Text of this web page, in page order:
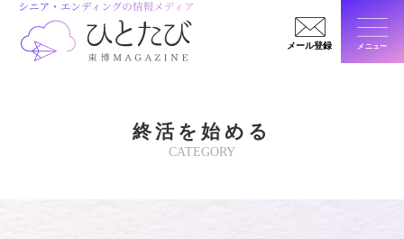
メール登録 メニュー
CATEGORY
終活を始める